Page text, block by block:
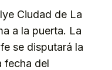
Ciudad de La
a la puerta. La
se disputará la
fecha del